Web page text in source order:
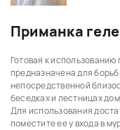
Приманка
Готовая к
предназначена для
непосредственной
беседках и лестницах
Для использования
поместите ее у входа в